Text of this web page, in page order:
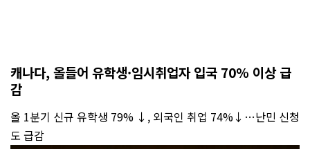
캐나다, 올들어 유학생·임시취업자 입국 70% 이상 급
감
올 1분기 신규 유학생 79% ↓, 외국인 취업 74%↓…난민 신청
도 급감